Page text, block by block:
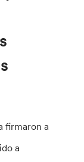
firmaron a
a